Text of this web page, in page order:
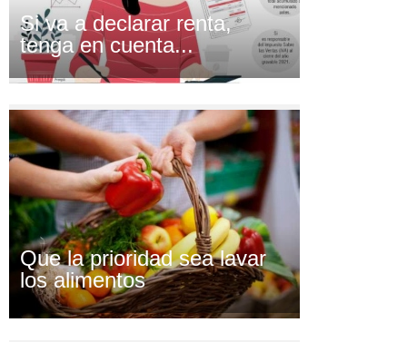
Si va a declarar renta,
tenga en cuenta...
Que la prioridad sea lavar
los alimentos